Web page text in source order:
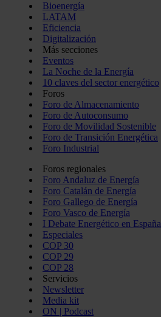
Bioenergía
LATAM
Eficiencia
Digitalización
Más secciones
Eventos
La Noche de la Energía
10 claves del sector energético
Foros
Foro de Almacenamiento
Foro de Autoconsumo
Foro de Movilidad Sostenible
Foro de Transición Energética
Foro Industrial
Foros regionales
Foro Andaluz de Energía
Foro Catalán de Energía
Foro Gallego de Energía
Foro Vasco de Energía
I Debate Energético en España
Especiales
COP 30
COP 29
COP 28
Servicios
Newsletter
Media kit
ON | Podcast